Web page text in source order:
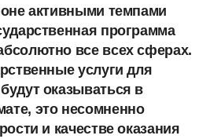
активными темпами
программа
все всех сферах.
услуги для
оказываться в
это несомненно
и качестве оказания